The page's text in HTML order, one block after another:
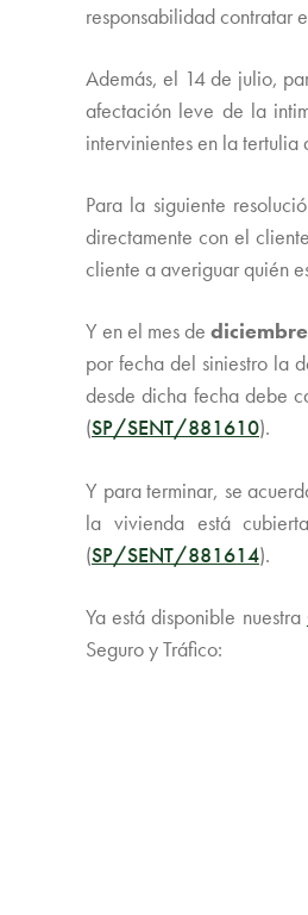
responsabilidad contratar
Además, el 14 de julio,
afectación leve de la
intervinientes en la
Para la siguiente
directamente con el
cliente a averiguar quién
Y en el mes de diciembre
por fecha del siniestro la
desde dicha fecha debe
(SP/SENT/881610).
Y para terminar, se
la vivienda está
(SP/SENT/881614).
Ya está disponible nuestra
Seguro y Tráfico: